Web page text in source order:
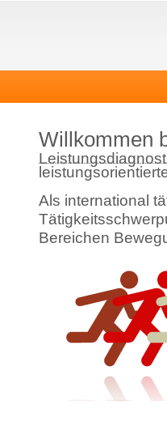
Willkommen
Als international
Bereichen